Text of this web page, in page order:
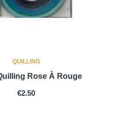
QUILLING
Rose À Rouge
PRICE
€2.50